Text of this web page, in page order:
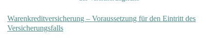
Warenkreditversicherung – Voraussetzung für den Eintritt des
Versicherungsfalls